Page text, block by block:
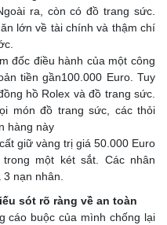
ra, còn có đồ trang sức.
lớn về tài chính và thậm chí
đốc điều hành của một công
tiền gần100.000 Euro. Tuy
hồ Rolex và đồ trang sức.
món đồ trang sức, các thỏi
hàng này
giữ vàng trị giá 50.000 Euro
một két sắt. Các nhân
nạn nhân.
sót rõ ràng về an toàn
cáo buộc của mình chống lại